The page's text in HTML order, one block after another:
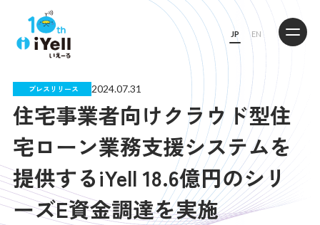
JP EN
プレスリリース 2024.07.31
住宅事業者向けクラウド型住
宅ローン業務支援システムを
提供するiYell 18.6億円のシリ
ーズE資金調達を実施